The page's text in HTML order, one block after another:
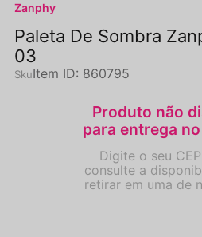
Zanphy
Paleta De Sombra
03
Item ID: 860795